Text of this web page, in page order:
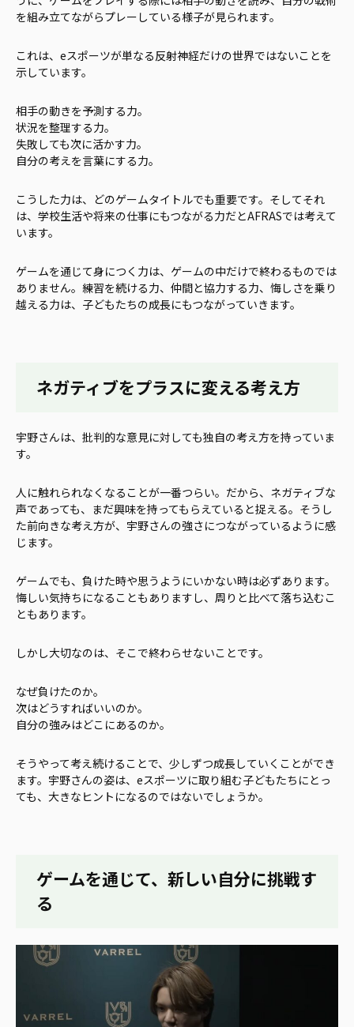
を組み立てながらプレーしている様子が見られます。
これは、eスポーツが単なる反射神経だけの世界ではないことを
示しています。
相手の動きを予測する力。
状況を整理する力。
失敗しても次に活かす力。
自分の考えを言葉にする力。
こうした力は、どのゲームタイトルでも重要です。そしてそれ
は、学校生活や将来の仕事にもつながる力だとAFRASでは考えて
います。
ゲームを通じて身につく力は、ゲームの中だけで終わるものでは
ありません。練習を続ける力、仲間と協力する力、悔しさを乗り
越える力は、子どもたちの成長にもつながっていきます。
ネガティブをプラスに変える考え方
宇野さんは、批判的な意見に対しても独自の考え方を持っていま
す。
人に触れられなくなることが一番つらい。だから、ネガティブな
声であっても、まだ興味を持ってもらえていると捉える。そうし
た前向きな考え方が、宇野さんの強さにつながっているように感
じます。
ゲームでも、負けた時や思うようにいかない時は必ずあります。
悔しい気持ちになることもありますし、周りと比べて落ち込むこ
ともあります。
しかし大切なのは、そこで終わらせないことです。
なぜ負けたのか。
次はどうすればいいのか。
自分の強みはどこにあるのか。
そうやって考え続けることで、少しずつ成長していくことができ
ます。宇野さんの姿は、eスポーツに取り組む子どもたちにとっ
ても、大きなヒントになるのではないでしょうか。
ゲームを通じて、新しい自分に挑戦す
る